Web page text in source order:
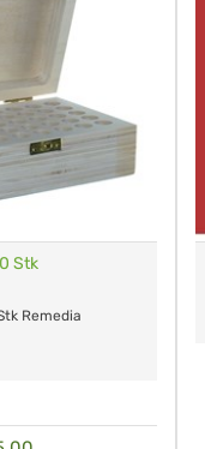
Stk
Remedia